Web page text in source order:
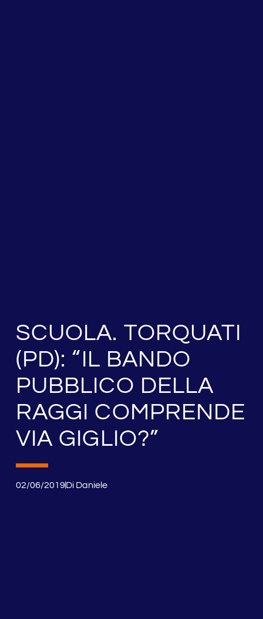
SCUOLA. TORQUATI
(PD): “IL BANDO
PUBBLICO DELLA
RAGGI COMPRENDE
VIA GIGLIO?”
02/06/2019DiDaniele